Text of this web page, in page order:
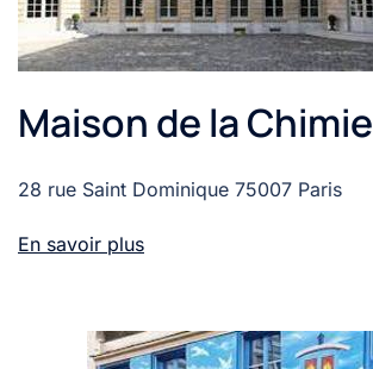
Maison de la Chimie
28 rue Saint Dominique 75007 Paris
En savoir plus